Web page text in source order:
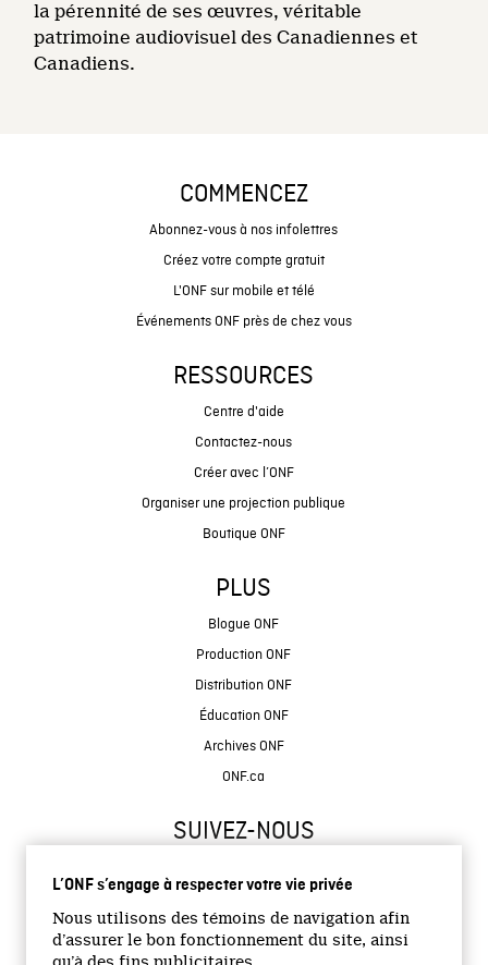
L’ONF s’engage à respecter votre vie privée
Nous utilisons des témoins de navigation afin
d’assurer le bon fonctionnement du site, ainsi
la pérennité de ses œuvres, véritable
patrimoine audiovisuel des Canadiennes et
Canadiens.
COMMENCEZ
Abonnez-vous à nos infolettres
Créez votre compte gratuit
L'ONF sur mobile et télé
Événements ONF près de chez vous
RESSOURCES
Centre d'aide
Contactez-nous
Créer avec l’ONF
Organiser une projection publique
Boutique ONF
PLUS
Blogue ONF
Production ONF
Distribution ONF
Éducation ONF
Archives ONF
ONF.ca
SUIVEZ-NOUS